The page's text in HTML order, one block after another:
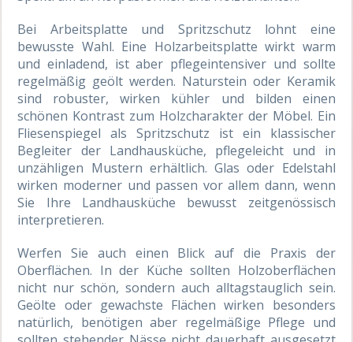
Bei Arbeitsplatte und Spritzschutz lohnt eine
bewusste Wahl. Eine Holzarbeitsplatte wirkt warm
und einladend, ist aber pflegeintensiver und sollte
regelmäßig geölt werden. Naturstein oder Keramik
sind robuster, wirken kühler und bilden einen
schönen Kontrast zum Holzcharakter der Möbel. Ein
Fliesenspiegel als Spritzschutz ist ein klassischer
Begleiter der Landhausküche, pflegeleicht und in
unzähligen Mustern erhältlich. Glas oder Edelstahl
wirken moderner und passen vor allem dann, wenn
Sie Ihre Landhausküche bewusst zeitgenössisch
interpretieren.
Werfen Sie auch einen Blick auf die Praxis der
Oberflächen. In der Küche sollten Holzoberflächen
nicht nur schön, sondern auch alltagstauglich sein.
Geölte oder gewachste Flächen wirken besonders
natürlich, benötigen aber regelmäßige Pflege und